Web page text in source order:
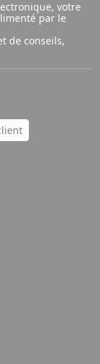
votre
par le
de conseils,